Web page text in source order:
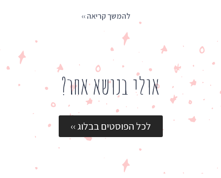
להמשך קריאה ››
אולי בנושא אחר?
לכל הפוסטים בבלוג ››